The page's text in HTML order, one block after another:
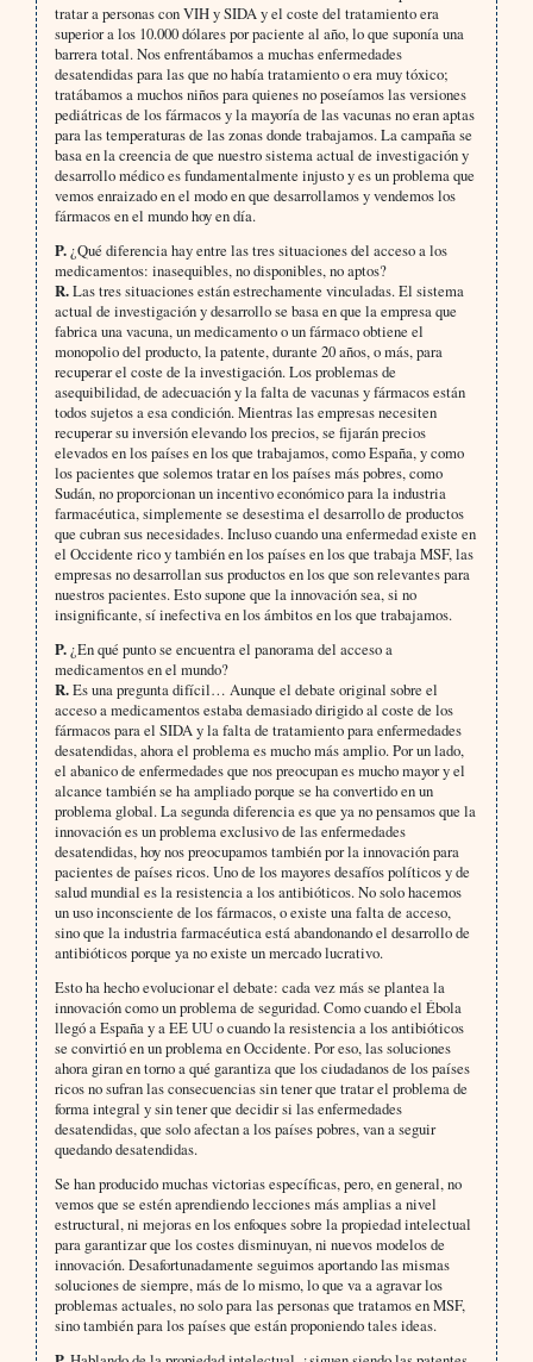
tratar a personas con VIH y SIDA y el coste del tratamiento era
superior a los 10.000 dólares por paciente al año, lo que suponía una
barrera total. Nos enfrentábamos a muchas enfermedades
desatendidas para las que no había tratamiento o era muy tóxico;
tratábamos a muchos niños para quienes no poseíamos las versiones
pediátricas de los fármacos y la mayoría de las vacunas no eran aptas
para las temperaturas de las zonas donde trabajamos. La campaña se
basa en la creencia de que nuestro sistema actual de investigación y
desarrollo médico es fundamentalmente injusto y es un problema que
vemos enraizado en el modo en que desarrollamos y vendemos los
fármacos en el mundo hoy en día.
P.¿Qué diferencia hay entre las tres situaciones del acceso a los
medicamentos: inasequibles, no disponibles, no aptos?
R.Las tres situaciones están estrechamente vinculadas. El sistema
actual de investigación y desarrollo se basa en que la empresa que
fabrica una vacuna, un medicamento o un fármaco obtiene el
monopolio del producto, la patente, durante 20 años, o más, para
recuperar el coste de la investigación. Los problemas de
asequibilidad, de adecuación y la falta de vacunas y fármacos están
todos sujetos a esa condición. Mientras las empresas necesiten
recuperar su inversión elevando los precios, se fijarán precios
elevados en los países en los que trabajamos, como España, y como
los pacientes que solemos tratar en los países más pobres, como
Sudán, no proporcionan un incentivo económico para la industria
farmacéutica, simplemente se desestima el desarrollo de productos
que cubran sus necesidades. Incluso cuando una enfermedad existe en
el Occidente rico y también en los países en los que trabaja MSF, las
empresas no desarrollan sus productos en los que son relevantes para
nuestros pacientes. Esto supone que la innovación sea, si no
insignificante, sí inefectiva en los ámbitos en los que trabajamos.
P.¿En qué punto se encuentra el panorama del acceso a
medicamentos en el mundo?
R.Es una pregunta difícil… Aunque el debate original sobre el
acceso a medicamentos estaba demasiado dirigido al coste de los
fármacos para el SIDA y la falta de tratamiento para enfermedades
desatendidas, ahora el problema es mucho más amplio. Por un lado,
el abanico de enfermedades que nos preocupan es mucho mayor y el
alcance también se ha ampliado porque se ha convertido en un
problema global. La segunda diferencia es que ya no pensamos que la
innovación es un problema exclusivo de las enfermedades
desatendidas, hoy nos preocupamos también por la innovación para
pacientes de países ricos. Uno de los mayores desafíos políticos y de
salud mundial es la resistencia a los antibióticos. No solo hacemos
un uso inconsciente de los fármacos, o existe una falta de acceso,
sino que la industria farmacéutica está abandonando el desarrollo de
antibióticos porque ya no existe un mercado lucrativo.
Esto ha hecho evolucionar el debate: cada vez más se plantea la
innovación como un problema de seguridad. Como cuando el Ébola
llegó a España y a EE UU o cuando la resistencia a los antibióticos
se convirtió en un problema en Occidente. Por eso, las soluciones
ahora giran en torno a qué garantiza que los ciudadanos de los países
ricos no sufran las consecuencias sin tener que tratar el problema de
forma integral y sin tener que decidir si las enfermedades
desatendidas, que solo afectan a los países pobres, van a seguir
quedando desatendidas.
Se han producido muchas victorias específicas, pero, en general, no
vemos que se estén aprendiendo lecciones más amplias a nivel
estructural, ni mejoras en los enfoques sobre la propiedad intelectual
para garantizar que los costes disminuyan, ni nuevos modelos de
innovación. Desafortunadamente seguimos aportando las mismas
soluciones de siempre, más de lo mismo, lo que va a agravar los
problemas actuales, no solo para las personas que tratamos en MSF,
sino también para los países que están proponiendo tales ideas.